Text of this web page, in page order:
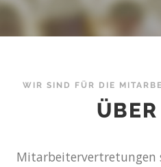
WIR SIND FÜR DIE
Mitarbeitervertretungen